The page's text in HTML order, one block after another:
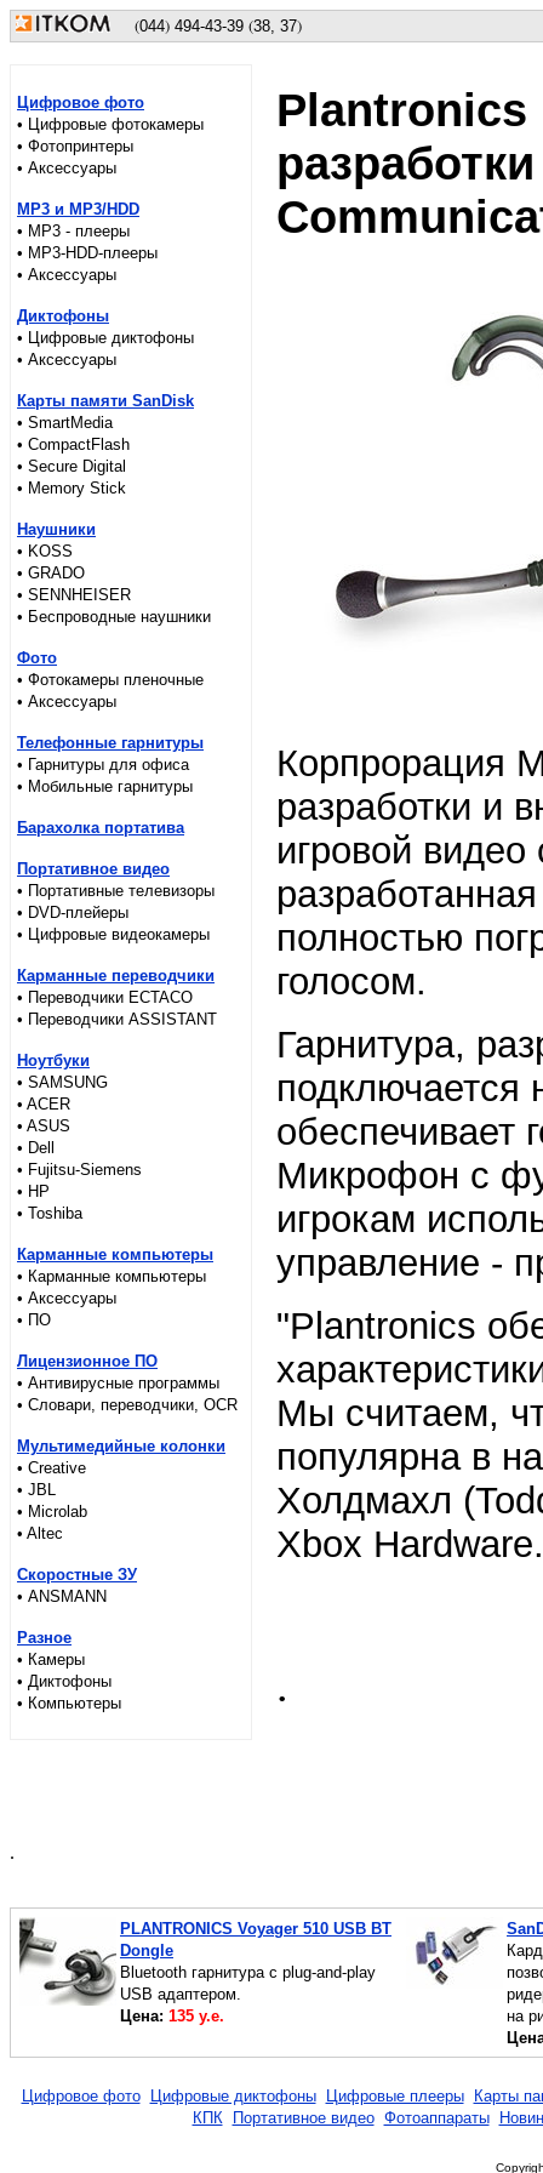
(044) 494-43-39 (38, 37)
Цифровое фото
• Цифровые фотокамеры
• Фотопринтеры
• Аксессуары
MP3 и MP3/HDD
• MP3 - плееры
• MP3-HDD-плееры
• Аксессуары
Диктофоны
• Цифровые диктофоны
• Аксессуары
Карты памяти SanDisk
• SmartMedia
• CompactFlash
• Secure Digital
• Memory Stick
Наушники
• KOSS
• GRADO
• SENNHEISER
• Беспроводные наушники
Фото
• Фотокамеры пленочные
• Аксессуары
Телефонные гарнитуры
• Гарнитуры для офиса
• Мобильные гарнитуры
Барахолка портатива
Портативное видео
• Портативные телевизоры
• DVD-плейеры
• Цифровые видеокамеры
Карманные переводчики
• Переводчики ECTACO
• Переводчики ASSISTANT
Ноутбуки
• SAMSUNG
• ACER
• ASUS
• Dell
• Fujitsu-Siemens
• HP
• Toshiba
Карманные компьютеры
• Карманные компьютеры
• Аксессуары
• ПО
Лицензионное ПО
• Антивирусные программы
• Словари, переводчики, OCR
Мультимедийные колонки
• Creative
• JBL
• Microlab
• Altec
Скоростные ЗУ
• ANSMANN
Разное
• Камеры
• Диктофоны
• Компьютеры
.
Корпрорация
разработки и
игровой
полностью
голосом.
Гарнитура,
подключается
обеспечивает
Микрофон с
игрокам
управление -
"Plantronics
Мы считаем,
популярна в
Холдмахл
Xbox Hardware.
.
PLANTRONICS Voyager 510 USB BT
Dongle
Bluetooth гарнитура с plug-and-play
USB адаптером.
Цена: 135 у.е.
на
Цифровое фото Цифровые диктофоны Цифровые плееры
Карты
КПК
Портативное видео Фотоаппараты